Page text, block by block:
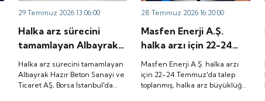
29 Temmuz 2026 13:06:00
Halka arz sürecini
tamamlayan Albayrak
Hazır Beton Sanayi ve
Ticaret AŞ, Borsa
İstanbul'da düzenlenen
Halka arz sürecini tamamlayan
Albayrak Hazır Beton Sanayi ve
Ticaret AŞ, Borsa İstanbul'da
28 Temmuz 2026 16:20:00
Masfen Enerji A.Ş.
halka arzı için 22-24
Temmuz'da talep
toplanmış, halka arz
büyüklüğü
Masfen Enerji A.Ş. halka arzı
için 22-24 Temmuz'da talep
toplanmış, halka arz büyüklüğü